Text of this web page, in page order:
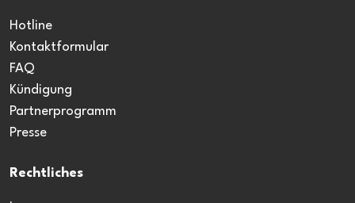
Hotline
Kontaktformular
FAQ
Kündigung
Partnerprogramm
Presse
Rechtliches